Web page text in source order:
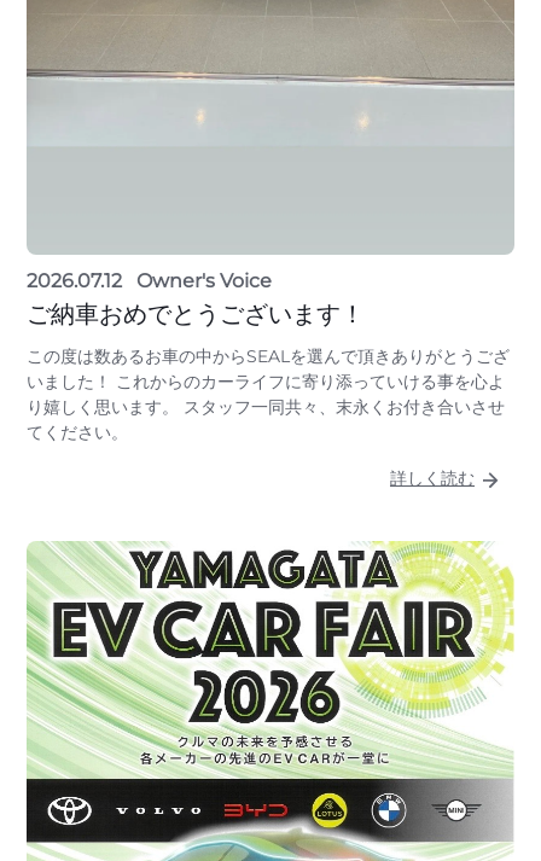
2026.07.12 Owner's Voice
ご納車おめでとうございます！
この度は数あるお車の中からSEALを選んで頂きありがとうござ
いました！ これからのカーライフに寄り添っていける事を心よ
り嬉しく思います。 スタッフ一同共々、末永くお付き合いさせ
てください。
詳しく読む